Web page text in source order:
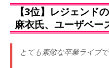
【3位】レジェンド
麻衣氏、ユーザベー
とても素敵な卒業ライブで